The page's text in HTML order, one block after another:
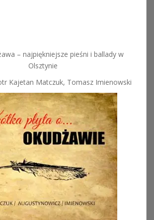
– najpiękniejsze pieśni i ballady w
Olsztynie
Kajetan Matczuk, Tomasz Imienowski